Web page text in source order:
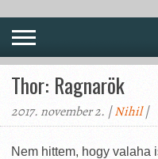
Thor: Ragnarök
2017. november 2. |Nihil|
Nem hittem, hogy valaha